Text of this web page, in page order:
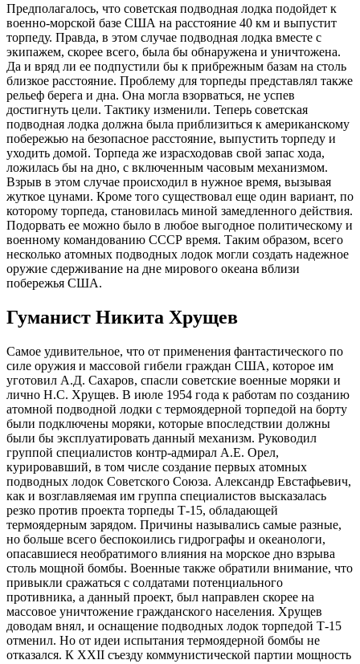
Предполагалось, что советская подводная лодка подойдет к
военно-морской базе США на расстояние 40 км и выпустит
торпеду. Правда, в этом случае подводная лодка вместе с
экипажем, скорее всего, была бы обнаружена и уничтожена.
Да и вряд ли ее подпустили бы к прибрежным базам на столь
близкое расстояние. Проблему для торпеды представлял также
рельеф берега и дна. Она могла взорваться, не успев
достигнуть цели. Тактику изменили. Теперь советская
подводная лодка должна была приблизиться к американскому
побережью на безопасное расстояние, выпустить торпеду и
уходить домой. Торпеда же израсходовав свой запас хода,
ложилась бы на дно, с включенным часовым механизмом.
Взрыв в этом случае происходил в нужное время, вызывая
жуткое цунами. Кроме того существовал еще один вариант, по
которому торпеда, становилась миной замедленного действия.
Подорвать ее можно было в любое выгодное политическому и
военному командованию СССР время. Таким образом, всего
несколько атомных подводных лодок могли создать надежное
оружие сдерживание на дне мирового океана вблизи
побережья США.
Гуманист Никита Хрущев
Самое удивительное, что от применения фантастического по
силе оружия и массовой гибели граждан США, которое им
уготовил А.Д. Сахаров, спасли советские военные моряки и
лично Н.С. Хрущев. В июле 1954 года к работам по созданию
атомной подводной лодки с термоядерной торпедой на борту
были подключены моряки, которые впоследствии должны
были бы эксплуатировать данный механизм. Руководил
группой специалистов контр-адмирал А.Е. Орел,
курировавший, в том числе создание первых атомных
подводных лодок Советского Союза. Александр Евстафьевич,
как и возглавляемая им группа специалистов высказалась
резко против проекта торпеды Т-15, обладающей
термоядерным зарядом. Причины назывались самые разные,
но больше всего беспокоились гидрографы и океанологи,
опасавшиеся необратимого влияния на морское дно взрыва
столь мощной бомбы. Военные также обратили внимание, что
привыкли сражаться с солдатами потенциального
противника, а данный проект, был направлен скорее на
массовое уничтожение гражданского населения. Хрущев
доводам внял, и оснащение подводных лодок торпедой Т-15
отменил. Но от идеи испытания термоядерной бомбы не
отказался. К XXII съезду коммунистической партии мощность